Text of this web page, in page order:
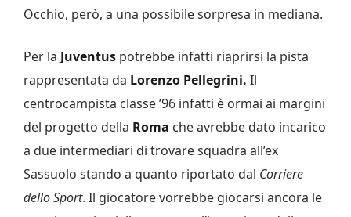
Occhio, però, a una possibile sorpresa in mediana.
Per la Juventus potrebbe infatti riaprirsi la pista
rappresentata da Lorenzo Pellegrini. Il
centrocampista classe ’96 infatti è ormai ai margini
del progetto della Roma che avrebbe dato incarico
a due intermediari di trovare squadra all’ex
Sassuolo stando a quanto riportato dal Corriere
dello Sport. Il giocatore vorrebbe giocarsi ancora le